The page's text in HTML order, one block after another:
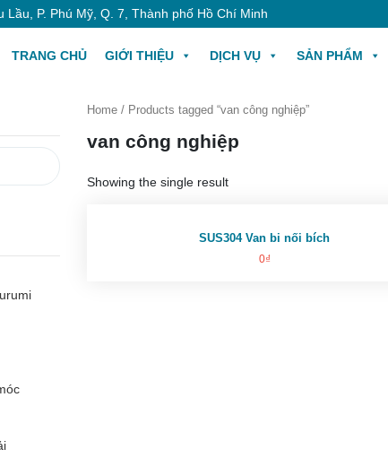
P. Phú Mỹ, Q. 7, Thành phố Hồ Chí Minh
TRANG CHỦ GIỚI THIỆU DỊCH VỤ SẢN PHẨM
Home / Products tagged “van công nghiệp”
van công nghiệp
Showing the single result
SUS304 Van bi nối bích
0₫